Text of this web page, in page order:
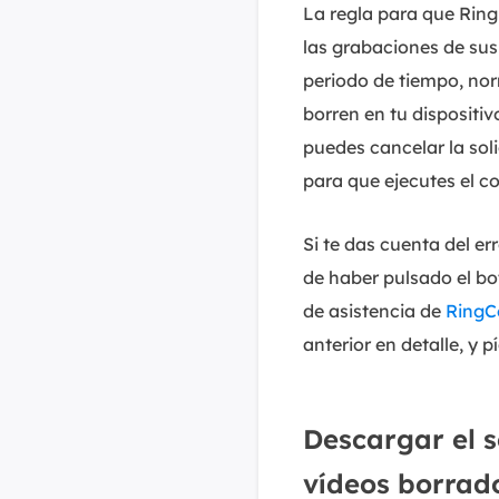
La regla para que
las grabaciones de
periodo de tiempo,
borren en tu
puedes cancelar la
para que ejecutes el
Si te das cuenta del
de haber pulsado el
de asistencia de
anterior en detalle, y
Descargar el
vídeos